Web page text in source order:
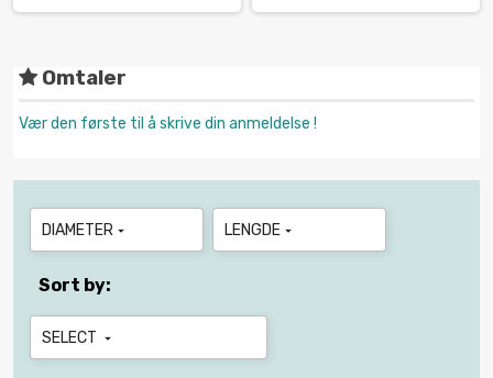
Omtaler
Vær den første til å skrive din anmeldelse !
DIAMETER  LENGDE 
Sort by:
SELECT 